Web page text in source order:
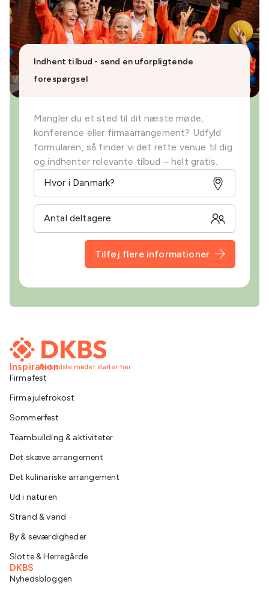
Indhent tilbud - send en uforpligtende
forespørgsel
Mangler du et sted til dit næste møde,
konference eller firmaarrangement? Udfyld
formularen, så finder vi det rette venue til dig
og indhenter relevante tilbud – helt gratis.
Tilføj flere informationer
De bedste møder starter her
Inspiration
Firmafest
Firmajulefrokost
Sommerfest
Teambuilding & aktiviteter
Det skæve arrangement
Det kulinariske arrangement
Ud i naturen
Strand & vand
By & seværdigheder
Slotte & Herregårde
DKBS
Nyhedsbloggen